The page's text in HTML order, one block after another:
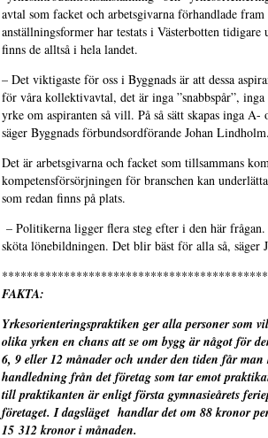
avtal som facket och arbetsgivarna förhandlade fram
anställningsformer har testats i Västerbotten tidigare
finns de alltså i hela landet.
– Det viktigaste för oss i Byggnads är att dessa
för våra kollektivavtal, det är inga ”snabbspår”,
yrke om aspiranten så vill. På så sätt skapas inga A-
säger Byggnads förbundsordförande Johan Lindholm.
Det är arbetsgivarna och facket som tillsammans
kompetensförsörjningen för branschen kan
som redan finns på plats.
– Politikerna ligger flera steg efter i den här
sköta lönebildningen. Det blir bäst för alla så, säger
FAKTA:
Yrkesorienteringspraktiken ger alla personer som
olika yrken en chans att se om bygg är något för
6, 9 eller 12 månader och under den tiden får
handledning från det företag som tar emot
till praktikanten är enligt första gymnasieårets
företaget. I dagsläget handlar det om 88 kronor
15 312 kronor i månaden.